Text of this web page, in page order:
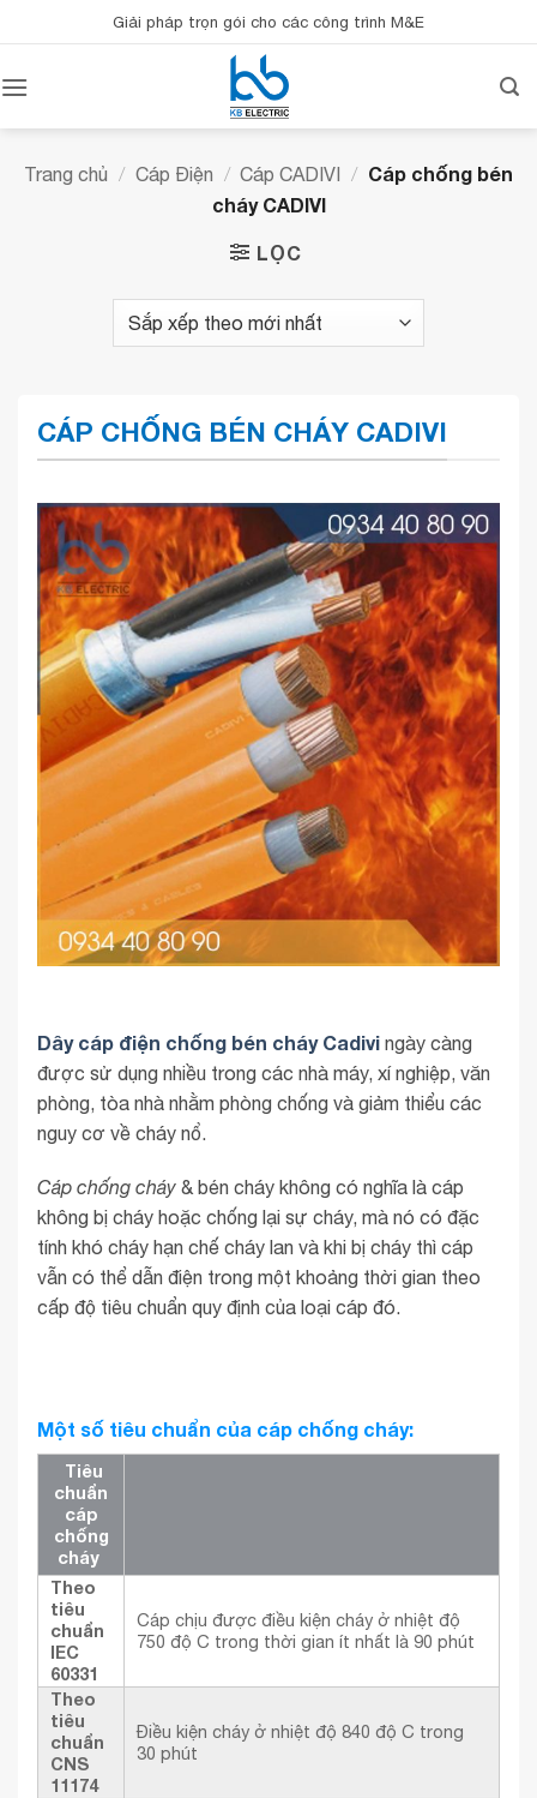
qua
dung
Giải pháp trọn gói cho các công trình M&E
Trang chủ / Cáp Điện / Cáp CADIVI / Cáp chống bén
cháy CADIVI
LỌC
CÁP CHỐNG BÉN CHÁY CADIVI
Dây cáp điện chống bén cháy Cadivi ngày càng
được sử dụng nhiều trong các nhà máy, xí nghiệp, văn
phòng, tòa nhà nhằm phòng chống và giảm thiểu các
nguy cơ về cháy nổ.
Cáp chống cháy & bén cháy không có nghĩa là cáp
không bị cháy hoặc chống lại sự cháy, mà nó có đặc
tính khó cháy hạn chế cháy lan và khi bị cháy thì cáp
vẫn có thể dẫn điện trong một khoảng thời gian theo
cấp độ tiêu chuẩn quy định của loại cáp đó.
Một số tiêu chuẩn của cáp chống cháy:
Tiêu
chuẩn
cáp
chống
cháy
Theo
tiêu
chuẩn
IEC
60331
Cáp chịu được điều kiện cháy ở nhiệt độ
750 độ C trong thời gian ít nhất là 90 phút
Theo
tiêu
chuẩn
CNS
11174
Điều kiện cháy ở nhiệt độ 840 độ C trong
30 phút